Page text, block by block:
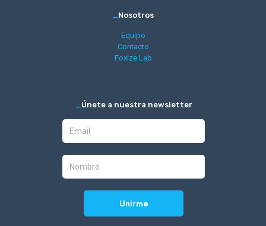
Nosotros
Equipo
Contacto
Foxize Lab
Únete a nuestra newsletter